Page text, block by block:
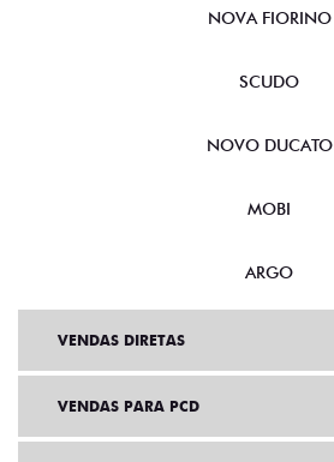
NOVA FIORINO
SCUDO
NOVO DUCATO
MOBI
ARGO
VENDAS DIRETAS
VENDAS PARA PCD